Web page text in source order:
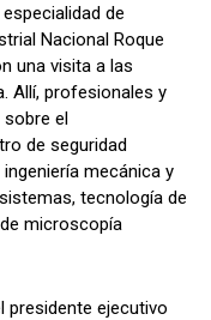
de
Nacional Roque
una visita a las
Allí, profesionales y
el
de seguridad
mecánica y
tecnología de
microscopía
presidente ejecutivo